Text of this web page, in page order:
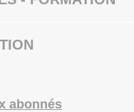
abonnés